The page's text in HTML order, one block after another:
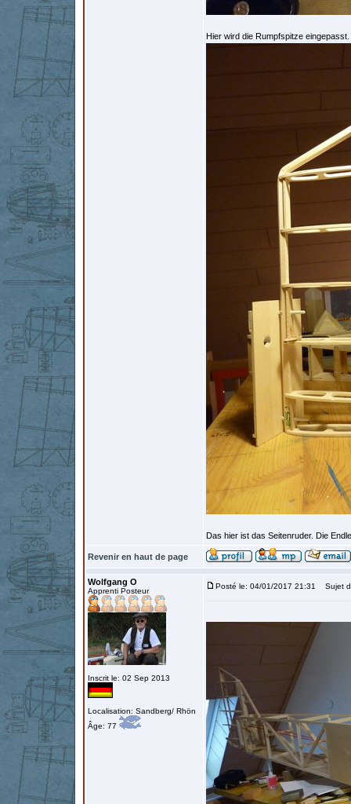
Hier wird die Rumpfspitze
Das hier ist das Seitenruder. Die
Revenir en haut de page
Wolfgang O
Apprenti Posteur
Inscrit le: 02 Sep 2013
Localisation: Sandberg/ Rhön
Âge: 77
Posté le: 04/01/2017 21:31 Sujet